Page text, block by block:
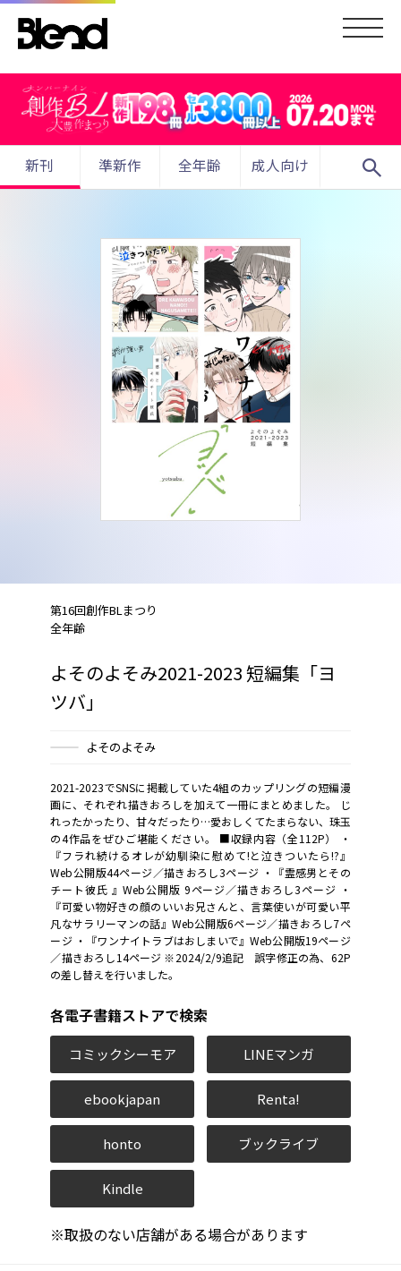
新刊 準新作 全年齢 成人向け search
第16回創作BLまつり
全年齢
よそのよそみ2021-2023 短編集「ヨ
ツバ」
よそのよそみ
2021-2023でSNSに掲載していた4組のカップリングの短編漫
画に、それぞれ描きおろしを加えて一冊にまとめました。 じ
れったかったり、甘々だったり…愛おしくてたまらない、珠玉
の4作品をぜひご堪能ください。 ■収録内容（全112P） ・
『フラれ続けるオレが幼馴染に慰めて!と泣きついたら!?』
Web公開版44ページ／描きおろし3ページ ・『霊感男とその
チート彼氏 』Web公開版 9ページ／描きおろし3ページ ・
『可愛い物好きの顔のいいお兄さんと、言葉使いが可愛い平
凡なサラリーマンの話』Web公開版6ページ／描きおろし7ペ
ージ ・『ワンナイトラブはおしまいで』Web公開版19ページ
／描きおろし14ページ ※2024/2/9追記 誤字修正の為、62P
の差し替えを行いました。
各電子書籍ストアで検索
コミックシーモア LINEマンガ
ebookjapan Renta!
honto ブックライブ
Kindle
※取扱のない店舗がある場合があります